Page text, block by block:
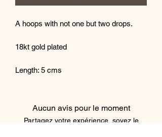
A hoops with not one but two drops.
18kt gold plated
Length: 5 cms
Aucun avis pour le moment
Partagez votre expérience, soyez le